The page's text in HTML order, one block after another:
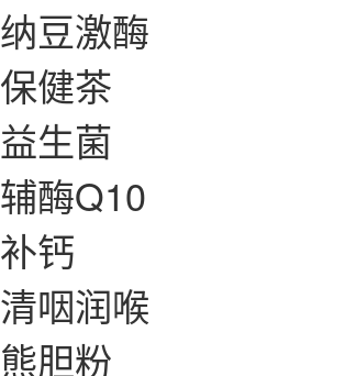
纳豆激酶
保健茶
益生菌
辅酶Q10
补钙
清咽润喉
熊胆粉